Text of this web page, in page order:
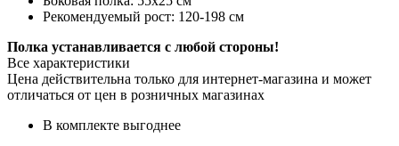
Рекомендуемый рост: 120-198 см
Полка устанавливается с любой стороны!
Все характеристики
Цена действительна только для интернет-магазина и может
отличаться от цен в розничных магазинах
В комплекте выгоднее